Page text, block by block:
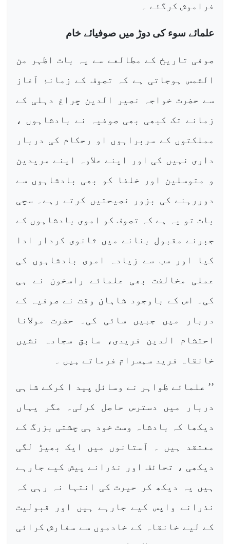
فراموش کرگئے ۔
علمائے سوء کی دوڑ میں صوفیائے خام
صوفی تاریخ کے مطالعے سے یہ بات اظہر من
الشمس ہوجاتی ہے کہ تصوف کے زمانۂ آغاز
سے حضرت خواجہ نصیر الدین چراغ دہلی کے
زمانے تک کبھی بھی صوفیہ نے بادشاہوں ،
مملکتوں کے سربراہوں او رحکام کی دربار
داری نہیں کی اور اپنے علاوہ اپنے مریدین
و متوسلین اور خلفا کو بھی بادشاہوں سے
دوررہنے کی بزور نصیحتیں کرتے رہے۔ سچی
بات تو یہ ہے کہ تصوف کو اموی بادشاہوں کے
جبرنے مقبول بنانے میں ثانوی کردار ادا
کیا اور سب سے زیادہ اموی بادشاہوں کی
عملی مخالفت بھی علمائے راسخون نے ہی
کی۔ اس کے باوجود شاہان وقت نے صوفیہ کے
دربار میں جبیں سائی کی۔ حضرت مولانا
احتشام الدین فریدی، سابق سجادہ نشیں
خانقاہ فرید سہسرام فرماتے ہیں ۔
’’ علمائے ظواہر نے وسائل پید ا کرکے شاہی
دربار میں دسترس حاصل کرلی۔ مگر یہاں
دیکھا کہ بادشاہ وست خود ہی چشتی بزرگ کے
معتقد ہیں ۔ آستانوں میں ایک بھیڑ لگی
دیکھی ، تحائف اور نذرانے پیش کیے جارہے
ہیں یہ دیکھ کر حیرت کی انتہا نہ رہی کہ
نذرانے واپس کیے جارہے ہیں اور قبولیت
کے لیے خانقاہ کے خادموں سے سفارش کرائی